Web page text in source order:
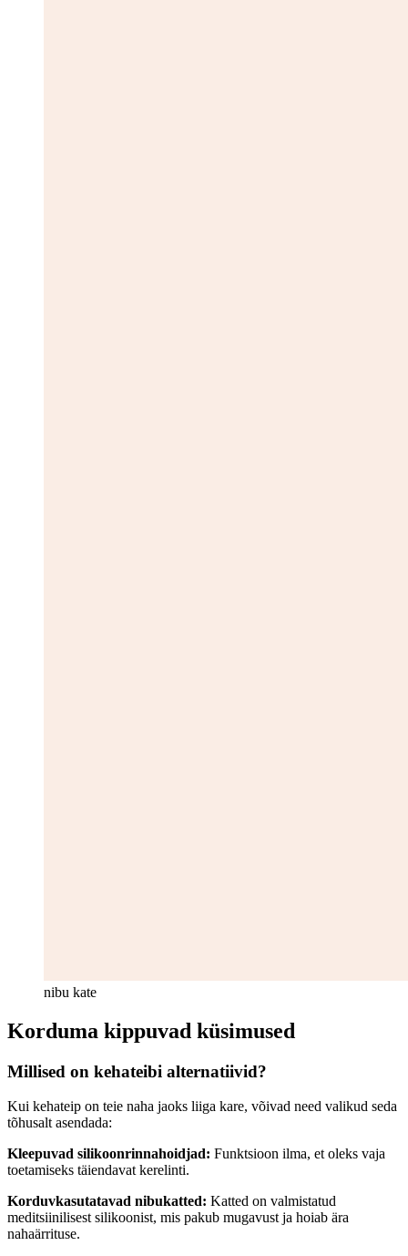
nibu kate
Korduma kippuvad küsimused
Millised on kehateibi alternatiivid?
Kui kehateip on teie naha jaoks liiga kare, võivad need valikud seda
tõhusalt asendada:
Kleepuvad silikoonrinnahoidjad: Funktsioon ilma, et oleks vaja
toetamiseks täiendavat kerelinti.
Korduvkasutatavad nibukatted: Katted on valmistatud
meditsiinilisest silikoonist, mis pakub mugavust ja hoiab ära
nahaärrituse.